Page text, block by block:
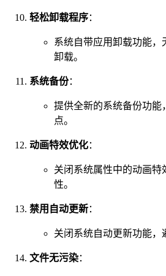
轻松卸载程序：
系统自带应用卸载功能
卸载。
系统备份：
提供全新的系统备份功能
点。
动画特效优化：
关闭系统属性中的动画特
性。
禁用自动更新：
关闭系统自动更新功能，
文件无污染：